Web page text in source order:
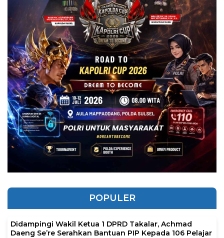
POPULER
Didampingi Wakil Ketua 1 DPRD Takalar, Achmad
Daeng Se’re Serahkan Bantuan PIP Kepada 106 Pelajar